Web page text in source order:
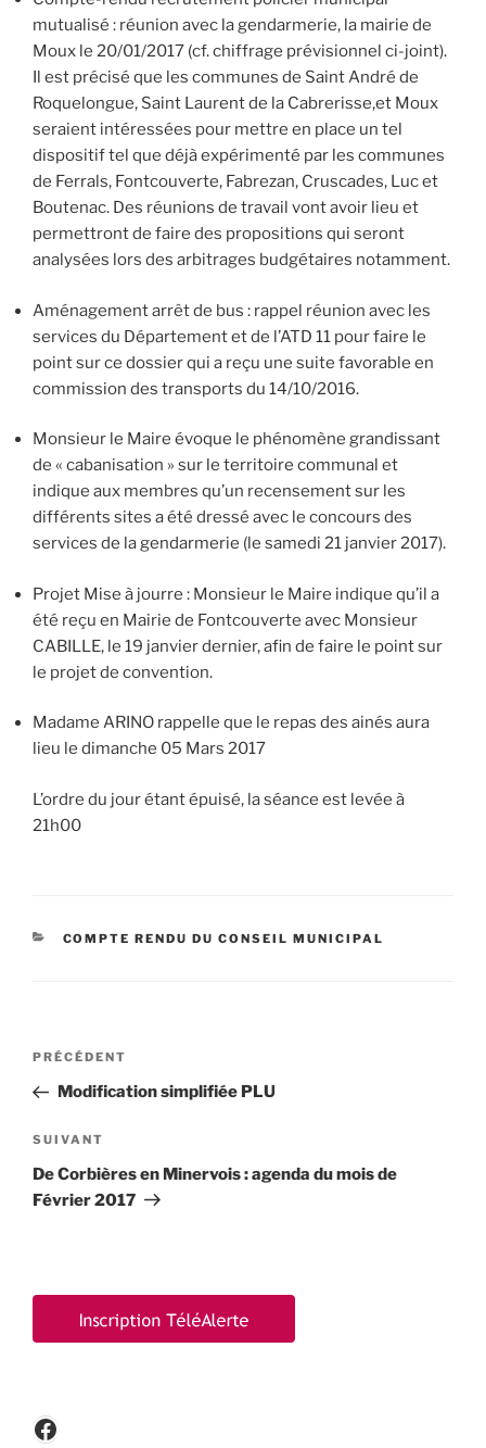
mutualisé : réunion avec la gendarmerie, la mairie de
Moux le 20/01/2017 (cf. chiffrage prévisionnel ci-joint).
Il est précisé que les communes de Saint André de
Roquelongue, Saint Laurent de la Cabrerisse,et Moux
seraient intéressées pour mettre en place un tel
dispositif tel que déjà expérimenté par les communes
de Ferrals, Fontcouverte, Fabrezan, Cruscades, Luc et
Boutenac. Des réunions de travail vont avoir lieu et
permettront de faire des propositions qui seront
analysées lors des arbitrages budgétaires notamment.
Aménagement arrêt de bus : rappel réunion avec les
services du Département et de l’ATD 11 pour faire le
point sur ce dossier qui a reçu une suite favorable en
commission des transports du 14/10/2016.
Monsieur le Maire évoque le phénomène grandissant
de « cabanisation » sur le territoire communal et
indique aux membres qu’un recensement sur les
différents sites a été dressé avec le concours des
services de la gendarmerie (le samedi 21 janvier 2017).
Projet Mise à jourre : Monsieur le Maire indique qu’il a
été reçu en Mairie de Fontcouverte avec Monsieur
CABILLE, le 19 janvier dernier, afin de faire le point sur
le projet de convention.
Madame ARINO rappelle que le repas des ainés aura
lieu le dimanche 05 Mars 2017
L’ordre du jour étant épuisé, la séance est levée à
21h00
CATÉGORIES
COMPTE RENDU DU CONSEIL MUNICIPAL
Navigation
l’article
Article
précédent
PRÉCÉDENT
Modification simplifiée PLU
Article
suivant
SUIVANT
De Corbières en Minervois : agenda du mois de
Février 2017
Facebook